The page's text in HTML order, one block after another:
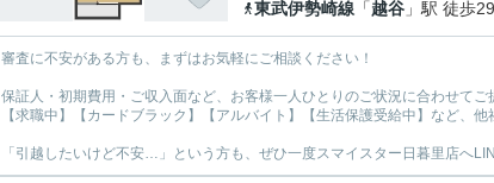
東武伊勢崎線 「越谷 」駅 徒歩
審査に不安がある方も、まずはお気軽にご相談ください！
保証人・初期費用・ご収入面など、お客様一人ひとりのご状況に合わせてご
【求職中】【カードブラック】【アルバイト】【生活保護受給中】など、
「引越したいけど不安…」という方も、ぜひ一度スマイスター日暮里店へ